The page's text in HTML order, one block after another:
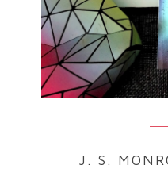
J. S.